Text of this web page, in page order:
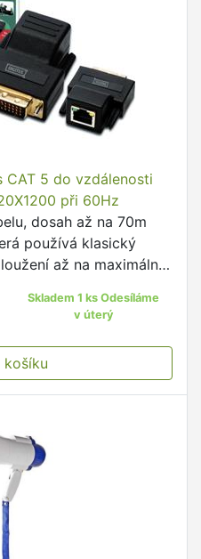
CAT 5 do vzdálenosti
při 60Hz
dosah až na 70m
používá klasický
až na maximální
Skladem 1 ks Odesíláme
v úterý